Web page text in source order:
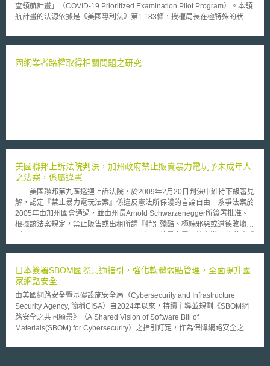
查領航計畫」（COVID-19 Prioritized Examination Pilot Program）。本領
航計畫的法源依據是《美國專利法》第1.183條，授權局長在極特殊的狀況
優先審查必須繳交相關的費用，本計畫針對小型或微型機構給予免費優待。
期待在6個月內完成。所謂最終處置包含：寄出核准領證通知（the mailing
Procedure, MPEP）第509.02及509.04條，所謂小型機構係指個人、少於
500人之公司、非營利組織和大學；微型機構則是指該機構作為申請人或投
資人，其前一年年收入，少於美國家庭年收入中位數的三倍。 本專利
優先審查領航計畫的專利請求項，必須是美國食品藥品監督管理局（United
States Food and Drug Administration, FDA）批准，用以預防或治療新冠肺
炎的產品或方法，包含但不限於：試驗用新藥（Investigational New Drug,
IND）申請、臨床試驗器材豁免（Investigational Device Exemption,
IDE）、新藥申請（New Drug Application, NDA）、生物製劑許可申請
（Biologics License Application, BLA）、上市前許可（Premarket
Approval, PMA）或緊急使用授權（Emergency Use Authorization,
EUA）。
固網業者路權取得相關問題之研究
美國聯邦上訴法院判決，加州政府禁止販賣暴力電玩予未成年人
之法案，係屬違憲
美國聯邦第九區巡迴上訴法院，於2009年2月20日判決中維持下級審見
解，認定『禁止暴力電玩法案』係違反憲法所保護的言論自由。系爭法案於
2005年由加州國會通過，並由州長Arnold Schwarzenegger所簽署批准。
根據該法案規定，禁止販售或出租所謂『特別殘酷、極端邪惡或道德敗壞
年人；符合法條所描述之暴力電玩並應該在包裝盒上加註除現行ESRB分級
客年齡之義務，違者將可處1000美元罰款。 聯邦法院法官認為，被告
（加州政府）無法證明『暴力電玩』會影響青少年心理及精神方面的健康，
能有效達到法案所宣稱保護未成年人的立法目的；法院也認為，系爭條文規
定過於模糊，並未能說明暴力電玩之判斷標準。 原告Video Software
Dealers Association 和Entertainment Software Association表示，要達到
加州政府所宣稱的保護未成年人的立法目的，應從加強既有ESRB分級制度
日本簽署SBOM國際共通指引，強化軟體弱點管理，全面提升國
家網路安全
由美國網路安全暨基礎設施安全局（Cybersecurity and Infrastructure
Security Agency, 簡稱CISA）自2024年以來，持續主導並規劃《SBOM網
路安全之共同願景》（A Shared Vision of Software Bill of
Materials(SBOM) for Cybersecurity）之指引訂定，作為保障網路安全之國
同經濟產業省共同代表日本簽署了該份指引，包含日本在內，尚有美國、德